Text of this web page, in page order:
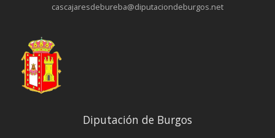
cascajaresdebureba@diputaciondeburgos.net
Diputación de Burgos